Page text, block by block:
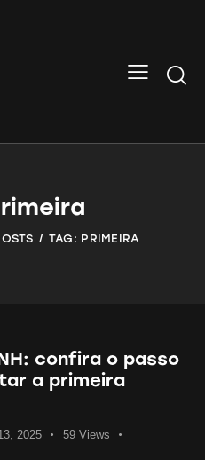
TAG: PRIMEIRA
confira o passo
a primeira
2025 59 Views